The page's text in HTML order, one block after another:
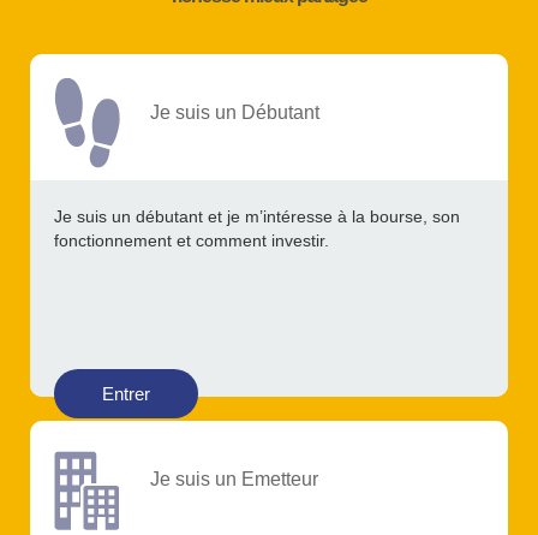
Je suis un Débutant
Je suis un débutant et je m’intéresse à la bourse, son
fonctionnement et comment investir.
Entrer
Je suis un Emetteur